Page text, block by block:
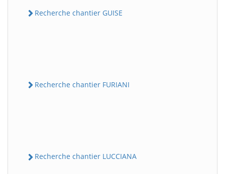
Recherche chantier GUISE
Recherche chantier FURIANI
Recherche chantier LUCCIANA